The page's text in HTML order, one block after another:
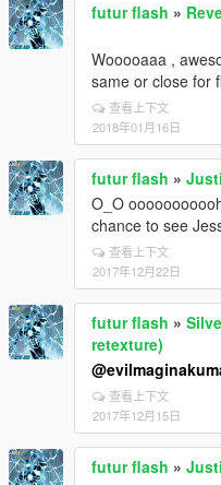
futur flash »
Wooooaaa ,
same or close for
查看上下文
2018年01月16日
futur flash »
O_O
chance to see
查看上下文
2017年12月22日
futur flash »
retexture)
查看上下文
2017年12月15日
futur flash »